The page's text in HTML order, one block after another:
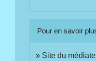
Pour en savoir
Site du